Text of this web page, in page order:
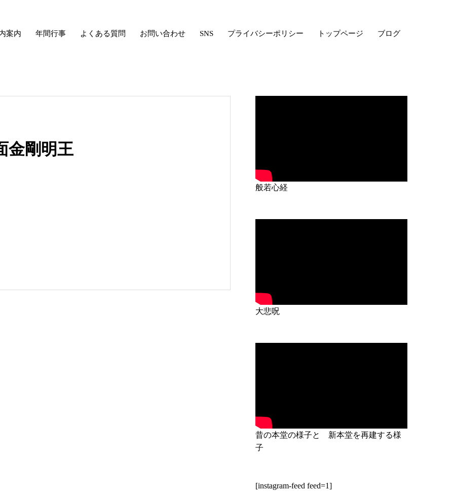
案内 年間行事 よくある質問 お問い合わせ SNS プライバシーポリシー トップページ ブログ
金剛明王
般若心経
大悲呪
昔の本堂の様子と 新本堂を再建する様
子
[instagram-feed feed=1]